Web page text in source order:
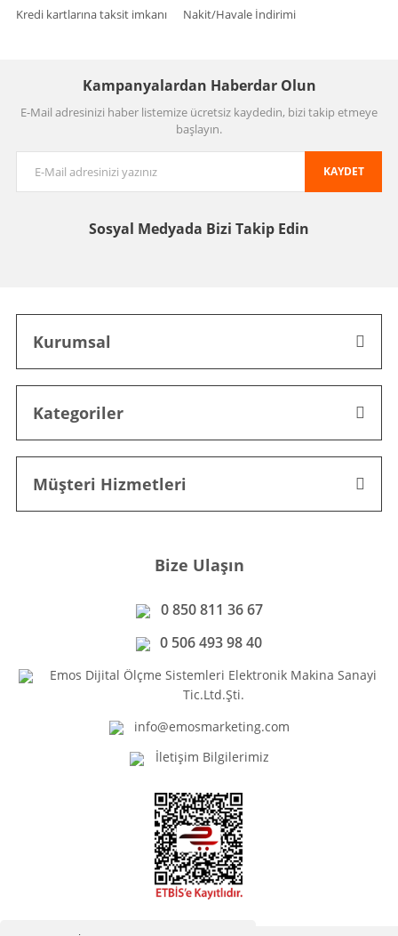
Kredi kartlarına taksit imkanı Nakit/Havale İndirimi
Kampanyalardan Haberdar Olun
E-Mail adresinizi haber listemize ücretsiz kaydedin, bizi takip etmeye
başlayın.
KAYDET
Sosyal Medyada Bizi Takip Edin
Kurumsal
Kategoriler
Müşteri Hizmetleri
Bize Ulaşın
0 850 811 36 67
0 506 493 98 40
Emos Dijital Ölçme Sistemleri Elektronik Makina Sanayi
Tic.Ltd.Şti.
info@emosmarketing.com
İletişim Bilgilerimiz